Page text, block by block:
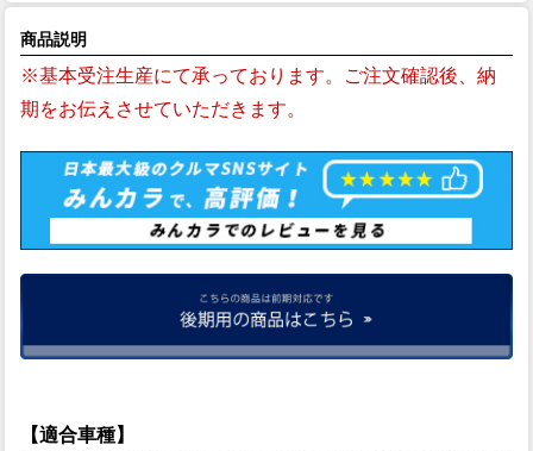
商品説明
※基本受注生産にて承っております。ご注文確認後、納
期をお伝えさせていただきます。
【適合車種】